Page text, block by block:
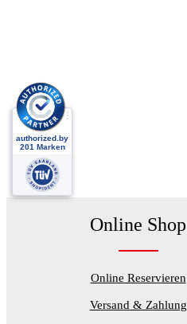
Online Shop
Online Reservieren
Versand & Zahlung